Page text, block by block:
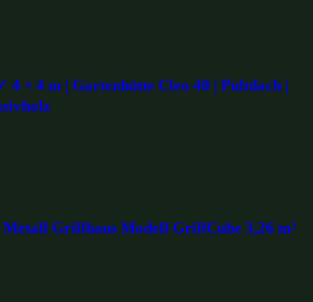
4 × 4 m | Gartenhütte Cleo 40 | Pultdach |
Metall Grillhaus Modell GrillCube 3,26 m²